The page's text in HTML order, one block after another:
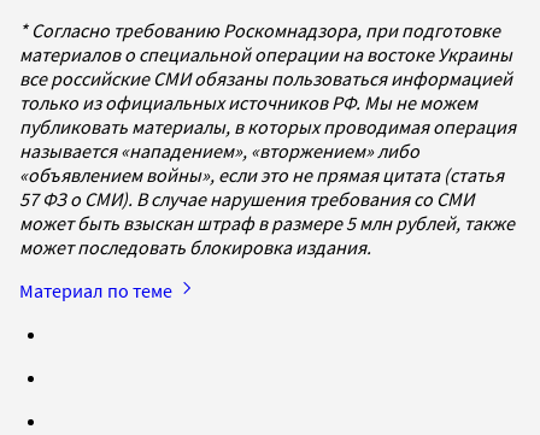
* Согласно требованию Роскомнадзора, при подготовке
материалов о специальной операции на востоке Украины
все российские СМИ обязаны пользоваться информацией
только из официальных источников РФ. Мы не можем
публиковать материалы, в которых проводимая операция
называется «нападением», «вторжением» либо
«объявлением войны», если это не прямая цитата (статья
57 ФЗ о СМИ). В случае нарушения требования со СМИ
может быть взыскан штраф в размере 5 млн рублей, также
может последовать блокировка издания.
Материал по теме